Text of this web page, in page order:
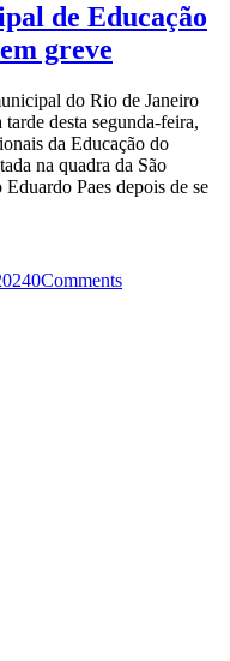
de Educação
greve
do Rio de Janeiro
desta segunda-feira,
da Educação do
na quadra da São
Paes depois de se
0Comments